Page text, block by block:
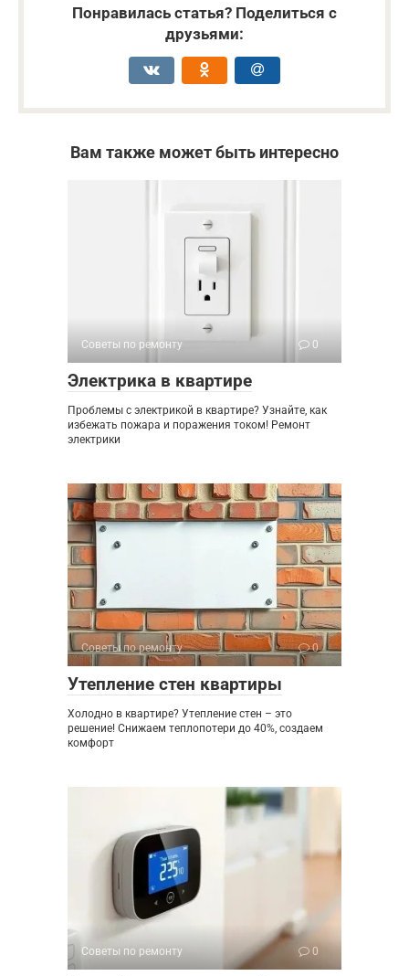
Понравилась статья? Поделиться с
друзьями:
Вам также может быть интересно
Советы по ремонту 0
Электрика в квартире
Проблемы с электрикой в квартире? Узнайте, как
избежать пожара и поражения током! Ремонт
электрики
Советы по ремонту 0
Утепление стен квартиры
Холодно в квартире? Утепление стен – это
решение! Снижаем теплопотери до 40%, создаем
комфорт
Советы по ремонту 0